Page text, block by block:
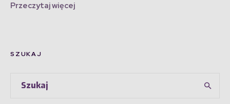
Przeczytaj więcej
SZUKAJ